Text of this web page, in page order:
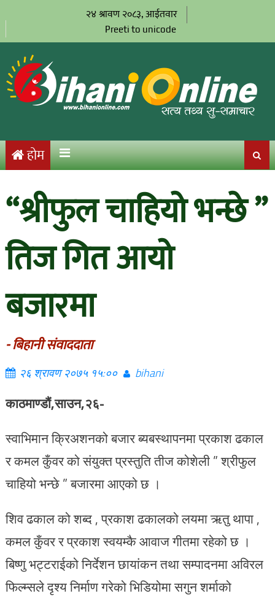
२४ श्रावण २०८३, आईतवार
Preeti to unicode
होम
“श्रीफुल चाहियो भन्छे ”
तिज गित आयो
बजारमा
- बिहानी संवाददाता
२६ श्रावण २०७५ १५:०० bihani
काठमाण्डौं,साउन,२६-
स्वाभिमान क्रिअशनको बजार ब्यबस्थापनमा प्रकाश ढकाल
र कमल कुँवर को संयुक्त प्रस्तुति तीज कोशेली ” श्रीफुल
चाहियो भन्छे ” बजारमा आएको छ ।
शिव ढकाल को शब्द , प्रकाश ढकालको लयमा ऋतु थापा ,
कमल कुँवर र प्रकाश स्वयम्कै आवाज गीतमा रहेको छ ।
बिष्णु भट्टराईको निर्देशन छायांकन तथा सम्पादनमा अविरल
फिल्म्सले दृश्य निर्माण गरेको भिडियोमा सगुन शर्माको